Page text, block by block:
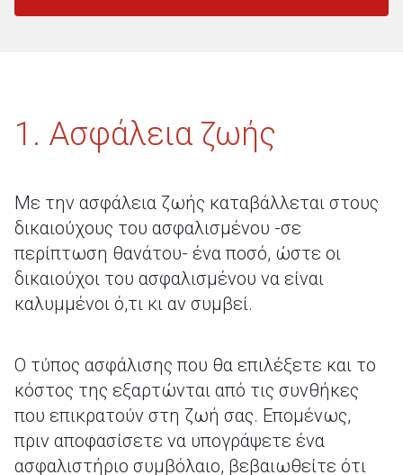
1. Ασφάλεια ζωής
Με την ασφάλεια ζωής καταβάλλεται στους
δικαιούχους του ασφαλισμένου -σε
περίπτωση θανάτου- ένα ποσό, ώστε οι
δικαιούχοι του ασφαλισμένου να είναι
καλυμμένοι ό,τι κι αν συμβεί.
Ο τύπος ασφάλισης που θα επιλέξετε και το
κόστος της εξαρτώνται από τις συνθήκες
που επικρατούν στη ζωή σας. Επομένως,
πριν αποφασίσετε να υπογράψετε ένα
ασφαλιστήριο συμβόλαιο, βεβαιωθείτε ότι